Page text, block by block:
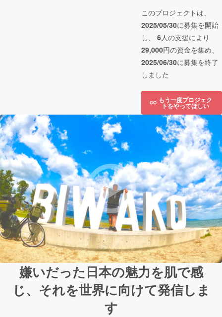
このプロジェクトは、
2025/05/30に募集を開始
し、 6人の支援により
29,000円の資金を集め、
2025/06/30に募集を終了
しました
もう一度プロジェク
トをやってほしい
嫌いだった日本の魅力を肌で感
じ、それを世界に向けて発信しま
す